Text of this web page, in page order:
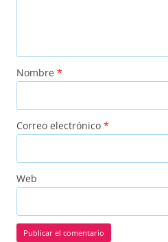
Nombre *
Correo electrónico *
Web